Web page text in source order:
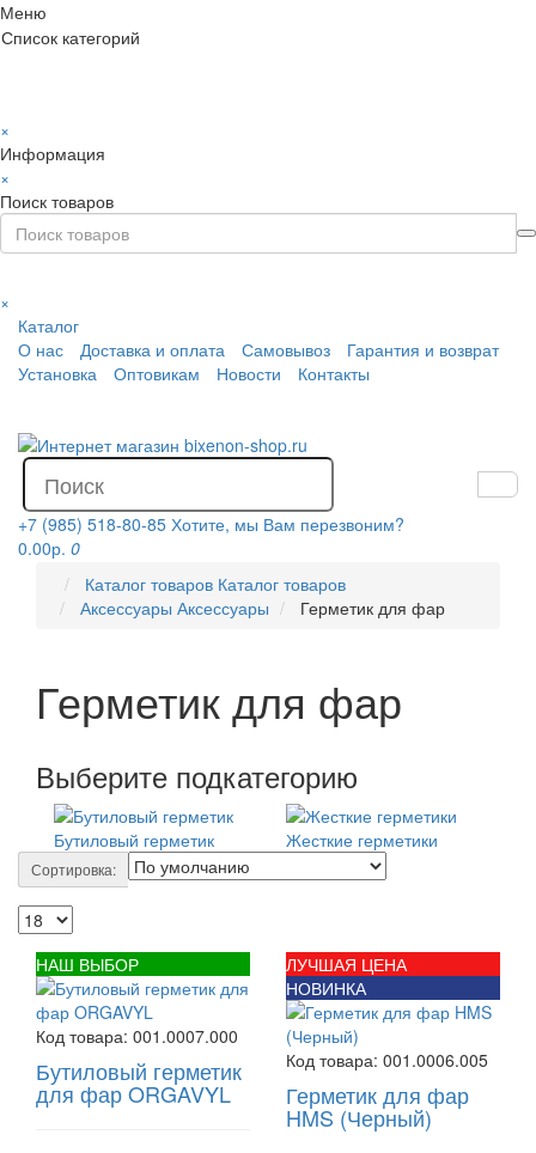
Меню
Список категорий
×
Информация
×
Поиск товаров
×
Каталог
О нас
Доставка и оплата Самовывоз
Гарантия и возврат
Установка
Оптовикам Новости Контакты
+7 (985) 518-80-85 Хотите, мы Вам перезвоним?
0.00р. 0
Каталог товаров Каталог товаров
Аксессуары Аксессуары Герметик для фар
Герметик для фар
Выберите подкатегорию
Бутиловый герметик Жесткие герметики
Сортировка:
НАШ ВЫБОР
Код товара: 001.0007.000
Бутиловый герметик
для фар ORGAVYL
ЛУЧШАЯ ЦЕНА
НОВИНКА
Код товара: 001.0006.005
Герметик для фар
HMS (Черный)